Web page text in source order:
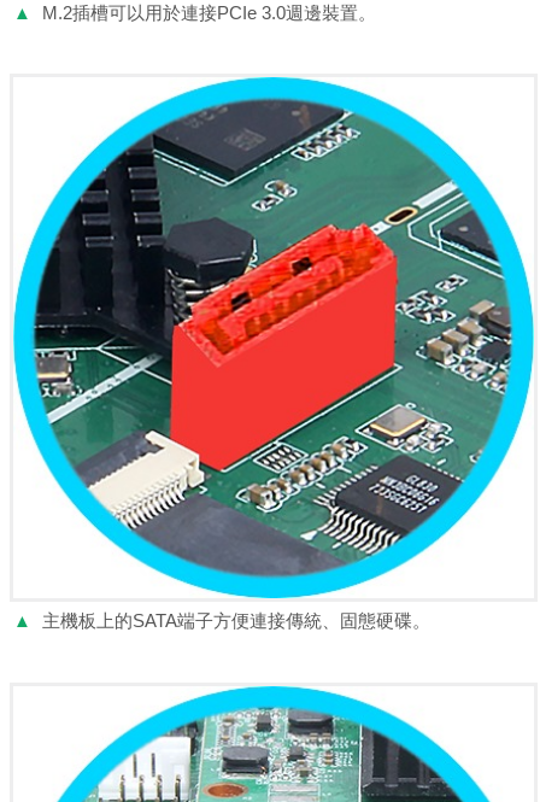
▲ M.2插槽可以用於連接PCIe 3.0週邊裝置。
▲ 主機板上的SATA端子方便連接傳統、固態硬碟。